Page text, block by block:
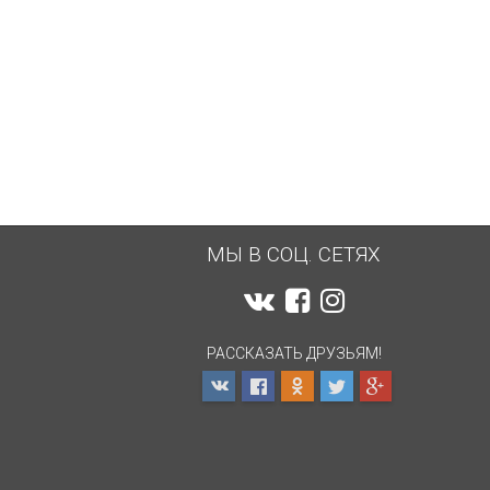
МЫ В СОЦ. СЕТЯХ
РАССКАЗАТЬ ДРУЗЬЯМ!